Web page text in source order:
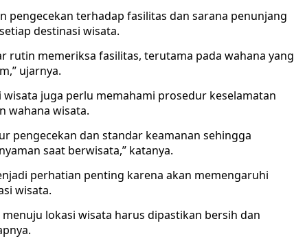
pengecekan terhadap fasilitas dan sarana penunjang
destinasi wisata.
rutin memeriksa fasilitas, terutama pada wahana yang
ujarnya.
juga perlu memahami prosedur keselamatan
wahana wisata.
pengecekan dan standar keamanan sehingga
saat berwisata,” katanya.
perhatian penting karena akan memengaruhi
wisata.
lokasi wisata harus dipastikan bersih dan